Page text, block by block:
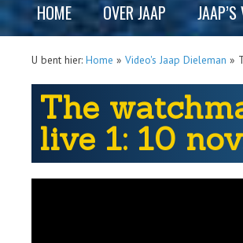
HOME OVER JAAP JAAP’S
U bent hier: Home » Video's Jaap Dieleman »
The
live 1: 10